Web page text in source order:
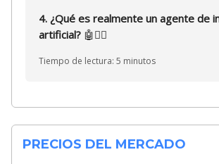
4. ¿Qué es realmente un agente de
artificial? 🤖🕵️‍♀️
Tiempo de lectura: 5 minutos
PRECIOS DEL MERCADO